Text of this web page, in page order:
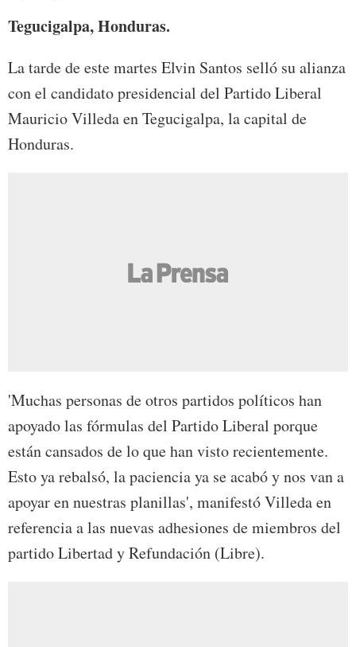
Tegucigalpa, Honduras.
La tarde de este martes Elvin Santos selló su alianza
con el candidato presidencial del Partido Liberal
Mauricio Villeda en Tegucigalpa, la capital de
Honduras.
'Muchas personas de otros partidos políticos han
apoyado las fórmulas del Partido Liberal porque
están cansados de lo que han visto recientemente.
Esto ya rebalsó, la paciencia ya se acabó y nos van a
apoyar en nuestras planillas', manifestó Villeda en
referencia a las nuevas adhesiones de miembros del
partido Libertad y Refundación (Libre).